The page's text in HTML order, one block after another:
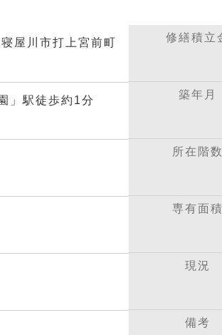
屋川市打上宮前町
」駅徒歩約1分
修繕積立
築年月
所在階数
専有面積
現況
備考